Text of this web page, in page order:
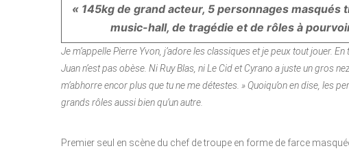
« 145kg de grand acteur, 5 personnages
music-hall, de tragédie et de rôles à
Je m’appelle Pierre Yvon, j’adore les classiques et je peux tout jouer.
Juan n’est pas obèse. Ni Ruy Blas, ni Le Cid et Cyrano a juste un gros
m’abhorre encor plus que tu ne me détestes. » Quoiqu’on en dise, les
grands rôles aussi bien qu’un autre.
Premier seul en scène du chef de troupe en forme de farce